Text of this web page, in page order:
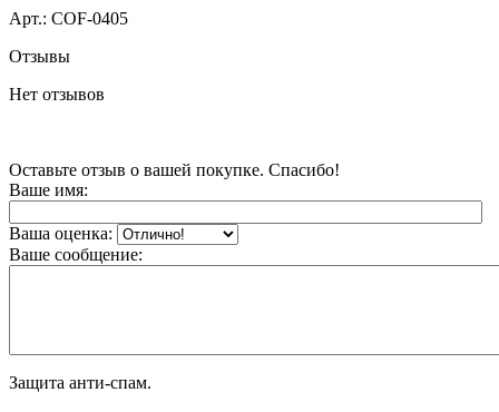
Арт.: COF-0405
Отзывы
Нет отзывов
Оставьте отзыв о вашей покупке. Спасибо!
Ваше имя:
Ваша оценка:
Ваше сообщение:
Защита анти-спам.